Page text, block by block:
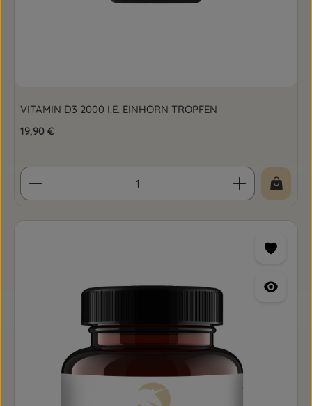
VITAMIN D3 2000 I.E. EINHORN TROPFEN
Regulärer Preis:
19,90 €
Produkt Anzahl: Gib den gewünschten Wert